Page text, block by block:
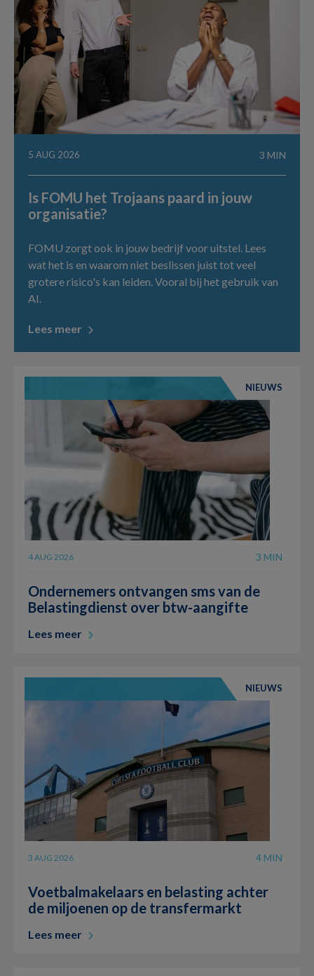
5 AUG 2026 3 MIN
Is FOMU het Trojaans paard in jouw
organisatie?
FOMU zorgt ook in jouw bedrijf voor uitstel. Lees
wat het is en waarom niet beslissen juist tot veel
grotere risico's kan leiden. Vooral bij het gebruik van
AI.
Lees meer
NIEUWS
4 AUG 2026 3 MIN
Ondernemers ontvangen sms van de
Belastingdienst over btw-aangifte
Lees meer
NIEUWS
3 AUG 2026 4 MIN
Voetbalmakelaars en belasting achter
de miljoenen op de transfermarkt
Lees meer